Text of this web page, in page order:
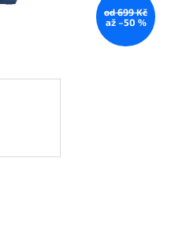
od 699 Kč
až –50 %